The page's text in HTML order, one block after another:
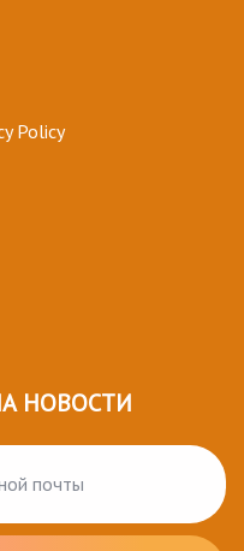
Policy
НОВОСТИ